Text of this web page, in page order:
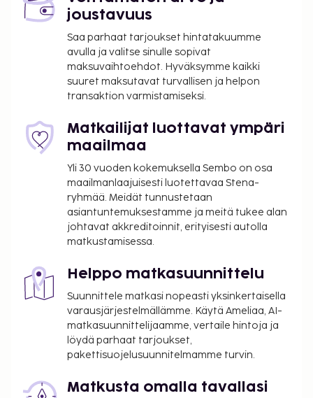
Maksu buffetaamiaisesta: noin 13.90 EUR
aikuisille ja 6.95 EUR lapsille
Lemmikit: 10 EUR per lemmikki per päivä
Avustajaeläimistä ei veloiteta lisämaksuja
Aikainen sisäänkirjautuminen (riippuu
saatavuudesta): 25 EUR
Myöhäinen uloskirjautuminen (riippuu
saatavuudesta): 25 EUR
Yllä oleva luettelo ei ehkä kata kaikkea. Maksut ja
takuumaksut eivät välttämättä sisällä veroja, ja ne
saattavat muuttua.
Kansallisten määräysten vuoksi käteismaksut
eivät voi ylittää 1000 EUR:n suuruista summaa
ottamalla yhteyttä majoituspaikkaan
varausvahvistuksessa olevien tietojen avulla.
Tässä kuvauksessa käytetyt valokuvat ovat osa
hotellin yrityskuvaa ja niitä käytetään vain
havainnollistamistarkoituksessa.
Kontaktiton uloskirjautuminen on saatavilla.
kaikki asiakkaat seksuaaliseen
joustavuus
Saa parhaat tarjoukset hintatakuumme
avulla ja valitse sinulle sopivat
maksuvaihtoehdot. Hyväksymme kaikki
suuret maksutavat turvallisen ja helpon
transaktion varmistamiseksi.
Matkailijat luottavat ympäri
maailmaa
Yli 30 vuoden kokemuksella Sembo on osa
maailmanlaajuisesti luotettavaa Stena-
ryhmää. Meidät tunnustetaan
asiantuntemuksestamme ja meitä tukee alan
johtavat akkreditoinnit, erityisesti autolla
matkustamisessa.
Helppo matkasuunnittelu
Suunnittele matkasi nopeasti yksinkertaisella
varausjärjestelmällämme. Käytä Ameliaa, AI-
matkasuunnittelijaamme, vertaile hintoja ja
löydä parhaat tarjoukset,
pakettisuojelusuunnitelmamme turvin.
Matkusta omalla tavallasi